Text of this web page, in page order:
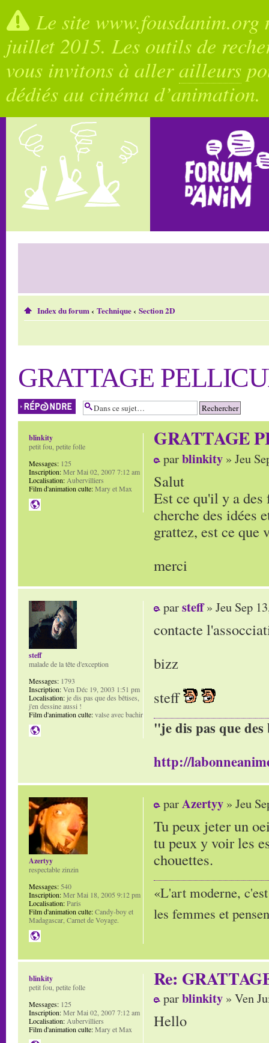
Le site
juillet 2015. Les outils de
vous invitons à allerailleurs
dédiés au cinéma d’animation.
Index du forum‹ Technique‹ Section 2D
GRATTAGE
Répondre
GRATTAGE
parblinkity » Jeu
Salut
Est ce qu'il y a
cherche des idées
grattez, est ce que
merci
blinkity
petit fou, petite folle
Messages: 125
Inscription:Mer Mai 02, 2007 7:12 am
Localisation: Aubervilliers
Film d'animation culte:Mary et Max
parsteff» Jeu Sep
contacte
bizz
steff
"je dis pas que
http://
steff
malade de la tête d'exception
Messages: 1793
Inscription:Ven Déc 19, 2003 1:51 pm
Localisation:je dis pas que des bêtises,
j'en dessine aussi !
Film d'animation culte:valse avec bachir
parAzertyy » Jeu
Tu peux jeter un
tu peux y voir les
chouettes.
«L'art moderne,
les femmes et
Azertyy
respectable zinzin
Messages:540
Inscription:Mer Mai 18, 2005 9:12 pm
Localisation:Paris
Film d'animation culte:Candy-boy et
Madagascar, Carnet de Voyage.
Re:
parblinkity » Ven
Hello
blinkity
petit fou, petite folle
Messages: 125
Inscription:Mer Mai 02, 2007 7:12 am
Localisation:Aubervilliers
Film d'animation culte:Mary et Max